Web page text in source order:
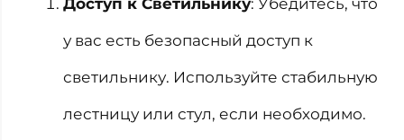
у вас есть безопасный доступ к
светильнику. Используйте стабильную
лестницу или стул, если необходимо.